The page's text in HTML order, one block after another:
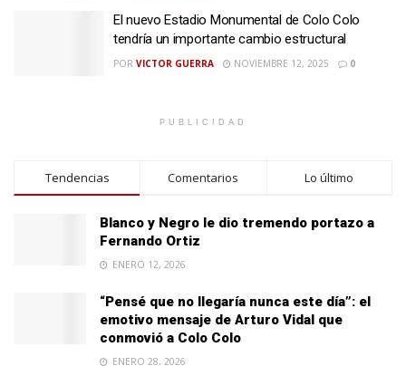
El nuevo Estadio Monumental de Colo Colo
tendría un importante cambio estructural
POR VICTOR GUERRA NOVIEMBRE 12, 2025 0
PUBLICIDAD
Tendencias Comentarios Lo último
Blanco y Negro le dio tremendo portazo a
Fernando Ortiz
ENERO 12, 2026
“Pensé que no llegaría nunca este día”: el
emotivo mensaje de Arturo Vidal que
conmovió a Colo Colo
ENERO 28, 2026